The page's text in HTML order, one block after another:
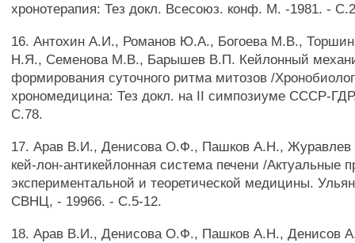
хронотерапия: Тез докл. Всесоюз. конф. М. -1981. -
16. Антохин А.И., Романов Ю.А., Богоева М.В.,
Н.Я., Семенова М.В., Барышев В.П. Кейлонный
формирования суточного ритма митозов /
хрономедицина: Тез докл. на II симпозиуме СССР-
С.78.
17. Арав В.И., Денисова О.Ф., Пашков А.Н.,
кей-лон-антикейлонная система печени /Актуальные
экспериментальной и теоретической медицины.
СВНЦ, - 19966. - С.5-12.
18. Арав В.И., Денисова О.Ф., Пашков А.Н., Денисов